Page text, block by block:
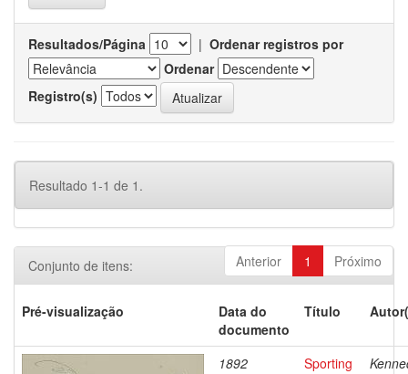
Resultados/Página | Ordenar registros por
Ordenar
Registro(s)
Resultado 1-1 de 1.
Anterior 1 Próximo
Conjunto de itens:
Pré-visualização
Data do
documento
Título
1892
Sporting